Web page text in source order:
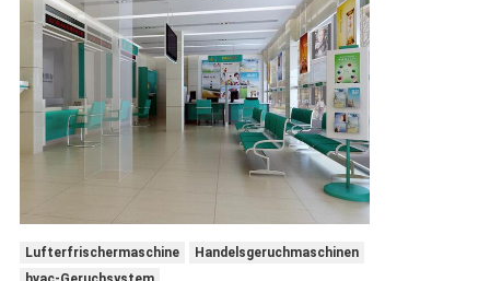
Lufterfrischermaschine
Handelsgeruchmaschinen